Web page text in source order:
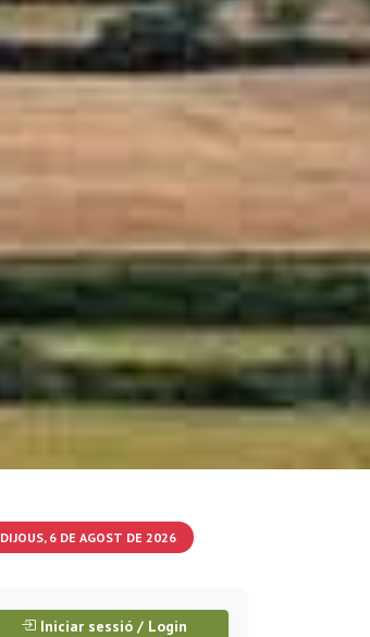
DIJOUS, 6 DE AGOST DE 2026
Iniciar sessió / Login